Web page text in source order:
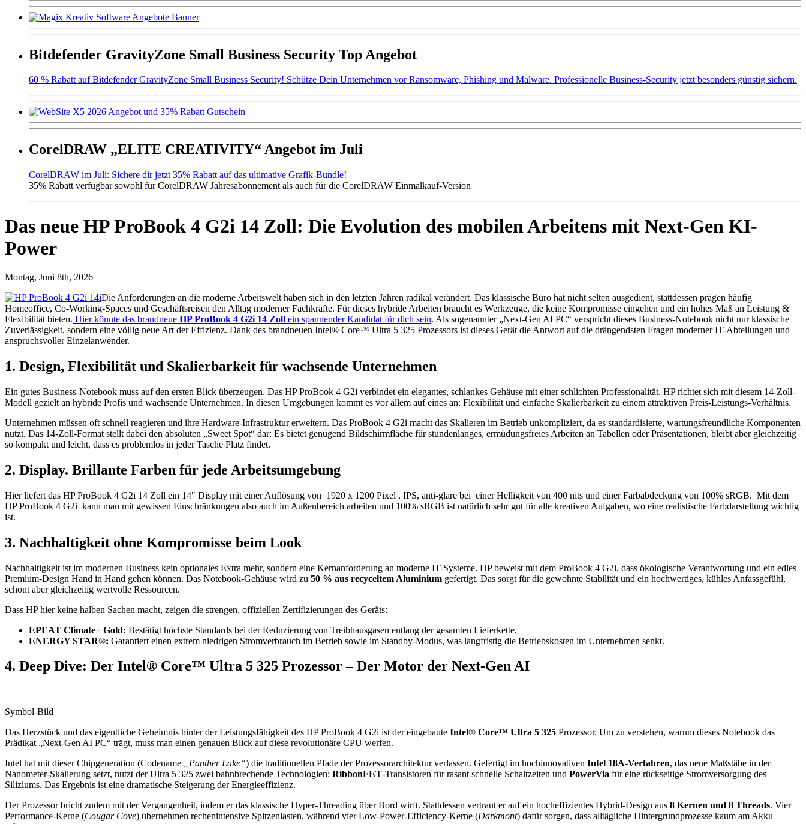
Bitdefender GravityZone Small Business Security Top Angebot
60 % Rabatt auf Bitdefender GravityZone Small Business Security! Schütze Dein Unternehmen vor Ransomware, Phishing und Malware. Professionelle Business-Security jetzt besonders günstig sichern.
CorelDRAW „ELITE CREATIVITY“ Angebot im Juli
CorelDRAW im Juli: Sichere dir jetzt 35% Rabatt auf das ultimative Grafik-Bundle!
35% Rabatt verfügbar sowohl für CorelDRAW Jahresabonnement als auch für die CorelDRAW Einmalkauf-Version
Das neue HP ProBook 4 G2i 14 Zoll: Die Evolution des mobilen Arbeitens mit Next-Gen KI-
Power
Montag, Juni 8th, 2026
Die Anforderungen an die moderne Arbeitswelt haben sich in den letzten Jahren radikal verändert. Das klassische Büro hat nicht selten ausgedient, stattdessen prägen häufig
Homeoffice, Co-Working-Spaces und Geschäftsreisen den Alltag moderner Fachkräfte. Für dieses hybride Arbeiten braucht es Werkzeuge, die keine Kompromisse eingehen und ein hohes Maß an Leistung &
Flexibilität bieten. Hier könnte das brandneue HP ProBook 4 G2i 14 Zoll ein spannender Kandidat für dich sein. Als sogenannter „Next-Gen AI PC“ verspricht dieses Business-Notebook nicht nur klassische
Zuverlässigkeit, sondern eine völlig neue Art der Effizienz. Dank des brandneuen Intel® Core™ Ultra 5 325 Prozessors ist dieses Gerät die Antwort auf die drängendsten Fragen moderner IT-Abteilungen und
anspruchsvoller Einzelanwender.
1. Design, Flexibilität und Skalierbarkeit für wachsende Unternehmen
Ein gutes Business-Notebook muss auf den ersten Blick überzeugen. Das HP ProBook 4 G2i verbindet ein elegantes, schlankes Gehäuse mit einer schlichten Professionalität. HP richtet sich mit diesem 14-Zoll-
Modell gezielt an hybride Profis und wachsende Unternehmen. In diesen Umgebungen kommt es vor allem auf eines an: Flexibilität und einfache Skalierbarkeit zu einem attraktiven Preis-Leistungs-Verhältnis.
Unternehmen müssen oft schnell reagieren und ihre Hardware-Infrastruktur erweitern. Das ProBook 4 G2i macht das Skalieren im Betrieb unkompliziert, da es standardisierte, wartungsfreundliche Komponenten
nutzt. Das 14-Zoll-Format stellt dabei den absoluten „Sweet Spot“ dar: Es bietet genügend Bildschirmfläche für stundenlanges, ermüdungsfreies Arbeiten an Tabellen oder Präsentationen, bleibt aber gleichzeitig
so kompakt und leicht, dass es problemlos in jeder Tasche Platz findet.
2. Display. Brillante Farben für jede Arbeitsumgebung
Hier liefert das HP ProBook 4 G2i 14 Zoll ein 14″ Display mit einer Auflösung von 1920 x 1200 Pixel , IPS, anti-glare bei einer Helligkeit von 400 nits und einer Farbabdeckung von 100% sRGB. Mit dem
HP ProBook 4 G2i kann man mit gewissen Einschränkungen also auch im Außenbereich arbeiten und 100% sRGB ist natürlich sehr gut für alle kreativen Aufgaben, wo eine realistische Farbdarstellung wichtig
ist.
3. Nachhaltigkeit ohne Kompromisse beim Look
Nachhaltigkeit ist im modernen Business kein optionales Extra mehr, sondern eine Kernanforderung an moderne IT-Systeme. HP beweist mit dem ProBook 4 G2i, dass ökologische Verantwortung und ein edles
Premium-Design Hand in Hand gehen können. Das Notebook-Gehäuse wird zu 50 % aus recyceltem Aluminium gefertigt. Das sorgt für die gewohnte Stabilität und ein hochwertiges, kühles Anfassgefühl,
schont aber gleichzeitig wertvolle Ressourcen.
Dass HP hier keine halben Sachen macht, zeigen die strengen, offiziellen Zertifizierungen des Geräts:
EPEAT Climate+ Gold: Bestätigt höchste Standards bei der Reduzierung von Treibhausgasen entlang der gesamten Lieferkette.
ENERGY STAR®: Garantiert einen extrem niedrigen Stromverbrauch im Betrieb sowie im Standby-Modus, was langfristig die Betriebskosten im Unternehmen senkt.
4. Deep Dive: Der Intel® Core™ Ultra 5 325 Prozessor – Der Motor der Next-Gen AI
Symbol-Bild
Das Herzstück und das eigentliche Geheimnis hinter der Leistungsfähigkeit des HP ProBook 4 G2i ist der eingebaute Intel® Core™ Ultra 5 325 Prozessor. Um zu verstehen, warum dieses Notebook das
Prädikat „Next-Gen AI PC“ trägt, muss man einen genauen Blick auf diese revolutionäre CPU werfen.
Intel hat mit dieser Chipgeneration (Codename
„Panther Lake“) die traditionellen Pfade der Prozessorarchitektur verlassen. Gefertigt im hochinnovativen Intel 18A-Verfahren, das neue Maßstäbe in der
Nanometer-Skalierung setzt, nutzt der Ultra 5 325 zwei bahnbrechende Technologien: RibbonFET-Transistoren für rasant schnelle Schaltzeiten und PowerVia für eine rückseitige Stromversorgung des
Siliziums. Das Ergebnis ist eine dramatische Steigerung der Energieeffizienz.
Der Prozessor bricht zudem mit der Vergangenheit, indem er das klassische Hyper-Threading über Bord wirft. Stattdessen vertraut er auf ein hocheffizientes Hybrid-Design aus 8 Kernen und 8 Threads. Vier
Performance-Kerne (Cougar Cove) übernehmen rechenintensive Spitzenlasten, während vier Low-Power-Efficiency-Kerne (Darkmont) dafür sorgen, dass alltägliche Hintergrundprozesse kaum am Akku